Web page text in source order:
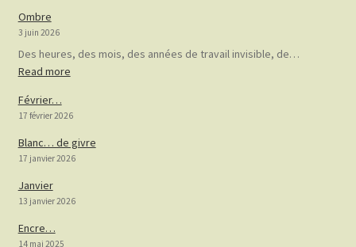
Ombre
3 juin 2026
Des heures, des mois, des années de travail invisible, de…
Read more:
Février…
17 février 2026
Blanc… de givre
17 janvier 2026
Janvier
13 janvier 2026
Encre…
14 mai 2025